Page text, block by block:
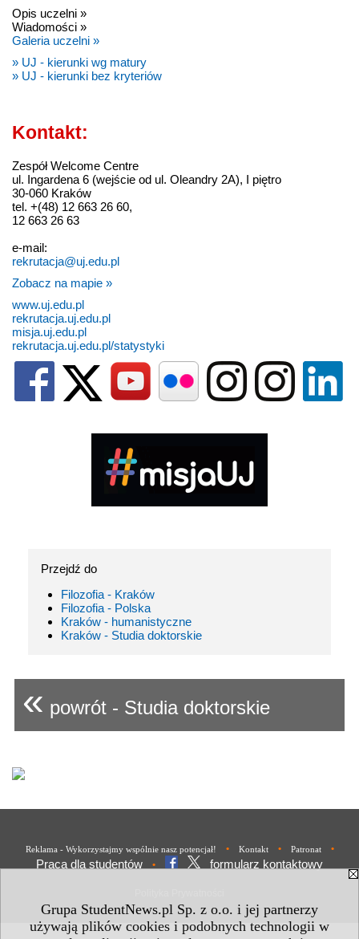
Grupa StudentNews.pl Sp. z o.o. i jej partnerzy
używają plików cookies i podobnych technologii w
Opis uczelni »
Wiadomości »
Galeria uczelni »
» UJ - kierunki wg matury
» UJ - kierunki bez kryteriów
Kontakt:
Zespół Welcome Centre
ul. Ingardena 6 (wejście od ul. Oleandry 2A), I piętro
30-060 Kraków
tel. +(48) 12 663 26 60,
12 663 26 63
e-mail:
rekrutacja@uj.edu.pl
Zobacz na mapie »
www.uj.edu.pl
rekrutacja.uj.edu.pl
misja.uj.edu.pl
rekrutacja.uj.edu.pl/statystyki
Przejdź do
Filozofia - Kraków
Filozofia - Polska
Kraków - humanistyczne
Kraków - Studia doktorskie
« powrót - Studia doktorskie
Reklama - Wykorzystajmy wspólnie nasz potencjał! • Kontakt • Patronat •
Praca dla studentów • formularz kontaktowy